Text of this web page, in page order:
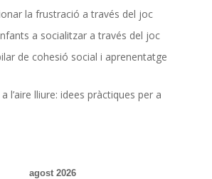
la frustració a través del joc
a socialitzar a través del joc
de cohesió social i aprenentatge
l’aire lliure: idees pràctiques per a
agost 2026